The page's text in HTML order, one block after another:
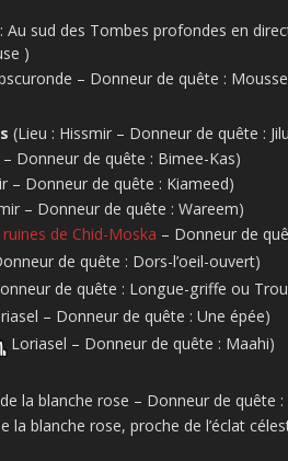
Au sud des Tombes profondes en
)
– Donneur de quête :
(Lieu : Hissmir – Donneur de quête :
Donneur de quête : Bimee-Kas)
– Donneur de quête : Kiameed)
– Donneur de quête : Wareem)
ruines de Chid-Moska – Donneur de
de quête : Dors-l’oeil-ouvert)
de quête : Longue-griffe ou
– Donneur de quête : Une épée)
Loriasel – Donneur de quête : Maahi)
la blanche rose – Donneur de quête
la blanche rose, proche de l’éclat